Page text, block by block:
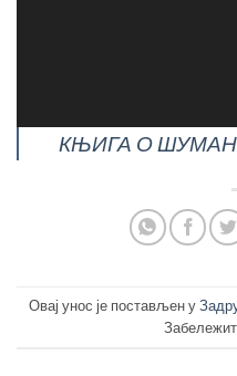
КЊИГА О
Овај унос је постављен у